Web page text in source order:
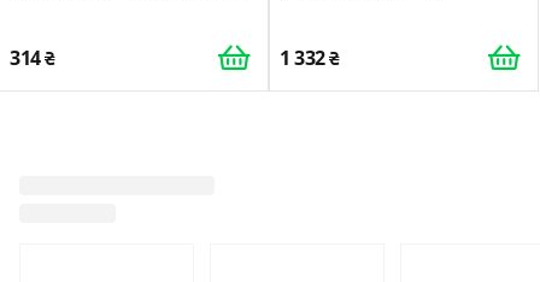
314 1 332